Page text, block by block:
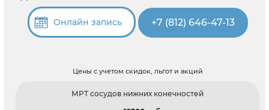
Онлайн запись +7 (812) 646-47-13
Цены с учетом скидок, льгот и акций
МРТ сосудов нижних конечностей